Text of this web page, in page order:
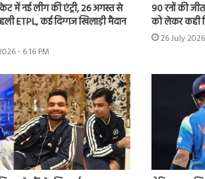
में नई लीग की एंट्री, 26 अगस्त से
ETPL, कई दिग्गज खिलाड़ी मैदान
- 6:16 PM
90 रनों की
को लेकर कही
26 July